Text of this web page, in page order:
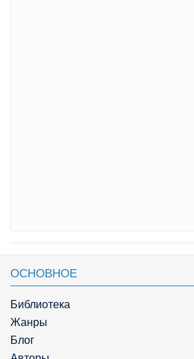
ОСНОВНОЕ
Библиотека
Жанры
Блог